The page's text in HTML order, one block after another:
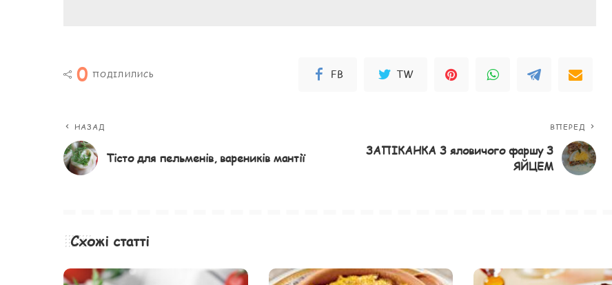
0 ПОДІЛИЛИСЬ FB TW
НАЗАД
Тісто для пельменів, вареників мантії
ВПЕРЕД
ЗАПІКАНКА З яловичого фаршу З
ЯЙЦЕМ
Схожі статті